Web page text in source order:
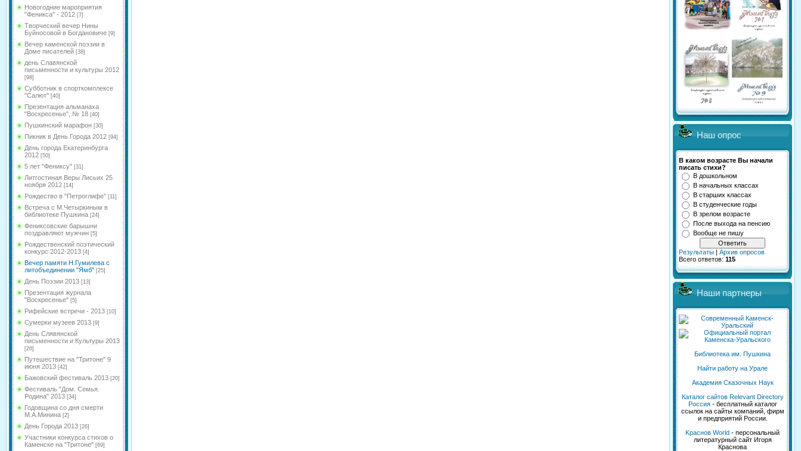
Новогодние мароприятия
"Феникса" - 2012 [7]
Творческий вечер Нины
Буйносовой в Богдановиче [9]
Вечер каменской поэзии в
Доме писателей [38]
день Славянской
письменности и культуры 2012
[98]
Субботник в спорткомплексе
"Салют" [40]
Презентация альманаха
"Воскресенье", № 18 [40]
Пушкинский марафон [30]
Пикник в День Города 2012 [94]
День города Екатеринбурга
2012 [50]
5 лет "Фениксу" [31]
Литгостиная Веры Лисьих 25
ноября 2012 [14]
Рождество в "Петроглифе" [11]
Встреча с М.Четыркиным в
библиотеке Пушкина [24]
Фениксовские барышни
поздравляют мужчин [5]
Рождественский поэтический
конкурс 2012-2013 [4]
Вечер памяти Н.Гумилева с
литобъединении "Ямб" [25]
День Поэзии 2013 [13]
Презентация журнала
"Воскресенье" [5]
Рифейские встречи - 2013 [10]
Сумерки музеев 2013 [9]
День Слявянской
письменности и Культуры 2013
[26]
Путешествие на "Тритоне" 9
июня 2013 [42]
Бажовский фестиваль 2013 [20]
Фестиваль "Дом. Семья.
Родина" 2013 [34]
Годовщина со дня смерти
М.А.Минина [2]
День Города 2013 [26]
Участники конкурса стихов о
Каменске на "Тритоне" [69]
Наш опрос
В каком возрасте Вы начали
писать стихи?
В дошкольном
В начальных классах
В старших классах
В студенческие годы
В зрелом возрасте
После выхода на пенсию
Вообще не пишу
Результаты | Архив опросов
Всего ответов: 115
Наши партнеры
Библиотека им. Пушкина
Найти работу на Урале
Академия Сказочных Наук
Каталог сайтов Relevant Directory
Россия- бесплатный каталог
ссылок на сайты компаний, фирм
и предприятий России.
Kраснов World - персональный
литературный сайт Игоря
Краснова